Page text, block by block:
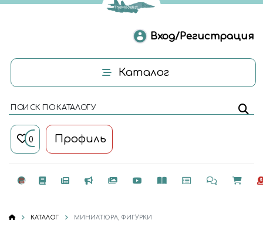
Вход/Регистрация
Каталог
ПОИСК ПО КАТАЛОГУ
0 Профиль
КАТАЛОГ МИНИАТЮРА, ФИГУРКИ